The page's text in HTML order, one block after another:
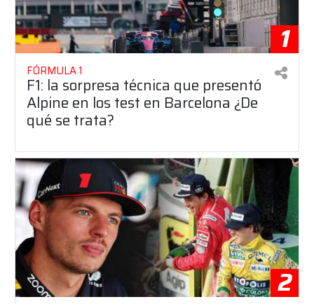
1
FÓRMULA 1
F1: la sorpresa técnica que presentó
Alpine en los test en Barcelona ¿De
qué se trata?
2